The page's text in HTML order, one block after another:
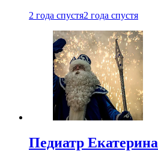
2 года спустя2 года спустя
Педиатр